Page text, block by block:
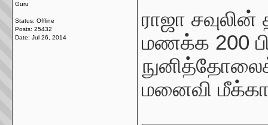
Guru
Status: Offline
Posts: 25432
Date: Jul 26, 2014
ராஜா
மணக்க 200
மனைவி